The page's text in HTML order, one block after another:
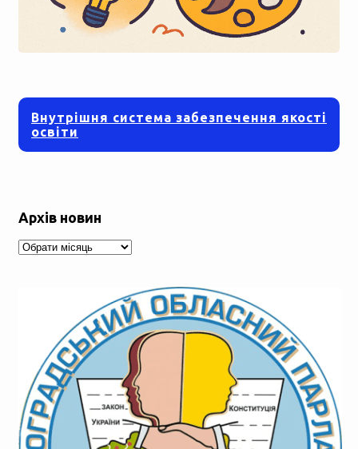
Внутрішня система забезпечення якості
освіти
Архів новин
Архів
новин